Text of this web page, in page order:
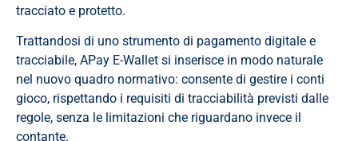
tracciato e protetto.
Trattandosi di uno strumento di pagamento digitale e
tracciabile, APay E-Wallet si inserisce in modo naturale
nel nuovo quadro normativo: consente di gestire i conti
gioco, rispettando i requisiti di tracciabilità previsti dalle
regole, senza le limitazioni che riguardano invece il
contante.